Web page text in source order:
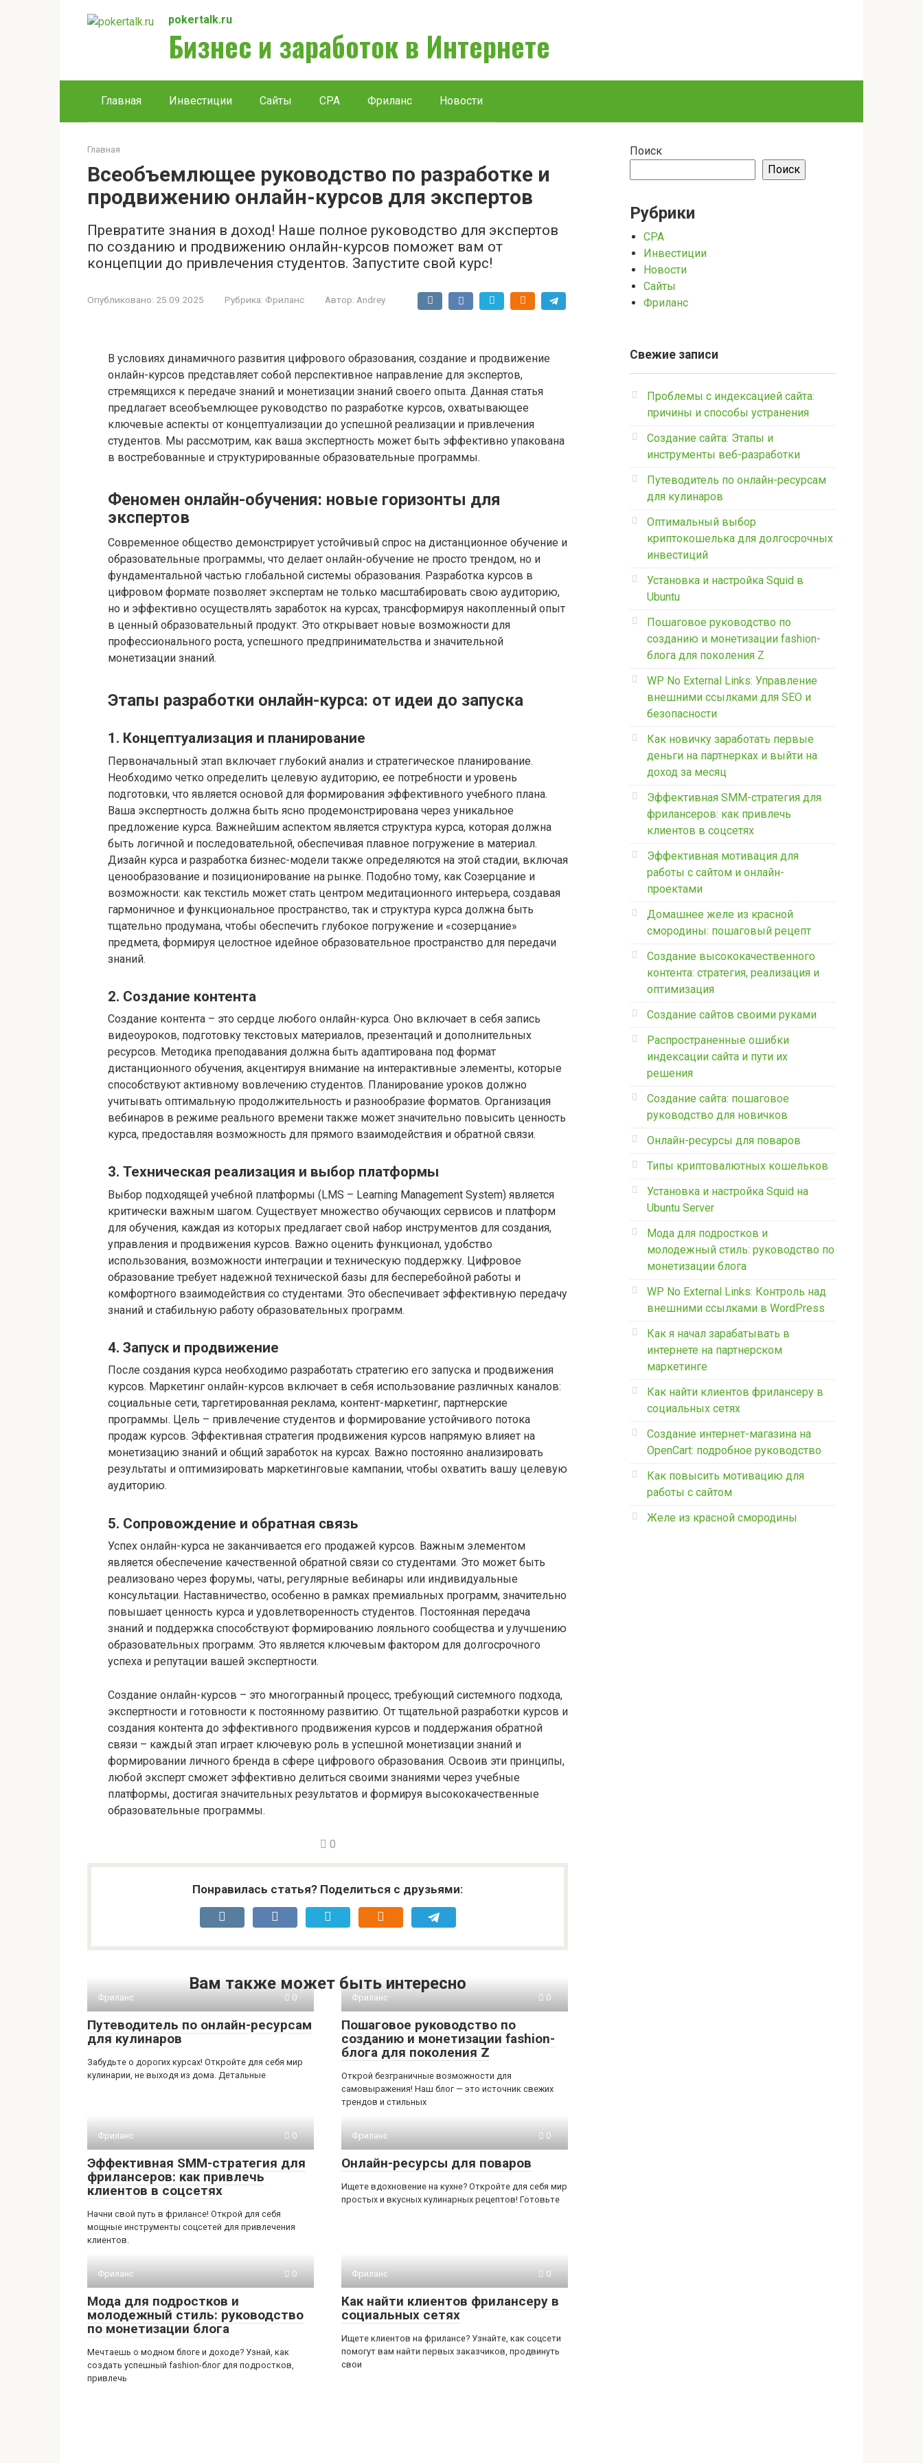
pokertalk.ru
Бизнес и заработок в Интернете
Главная Инвестиции Сайты CPA Фриланс Новости
Главная
Всеобъемлющее руководство по разработке и
продвижению онлайн-курсов для экспертов
Превратите знания в доход! Наше полное руководство для экспертов
по созданию и продвижению онлайн-курсов поможет вам от
концепции до привлечения студентов. Запустите свой курс!
Опубликовано: 25.09.2025 Рубрика: Фриланс Автор: Andrey
В условиях динамичного развития цифрового образования, создание и продвижение
онлайн-курсов представляет собой перспективное направление для экспертов,
стремящихся к передаче знаний и монетизации знаний своего опыта. Данная статья
предлагает всеобъемлющее руководство по разработке курсов, охватывающее
ключевые аспекты от концептуализации до успешной реализации и привлечения
студентов. Мы рассмотрим, как ваша экспертность может быть эффективно упакована
в востребованные и структурированные образовательные программы.
Феномен онлайн-обучения: новые горизонты для
экспертов
Современное общество демонстрирует устойчивый спрос на дистанционное обучение и
образовательные программы, что делает онлайн-обучение не просто трендом, но и
фундаментальной частью глобальной системы образования. Разработка курсов в
цифровом формате позволяет экспертам не только масштабировать свою аудиторию,
но и эффективно осуществлять заработок на курсах, трансформируя накопленный опыт
в ценный образовательный продукт. Это открывает новые возможности для
профессионального роста, успешного предпринимательства и значительной
монетизации знаний.
Этапы разработки онлайн-курса: от идеи до запуска
1. Концептуализация и планирование
Первоначальный этап включает глубокий анализ и стратегическое планирование.
Необходимо четко определить целевую аудиторию, ее потребности и уровень
подготовки, что является основой для формирования эффективного учебного плана.
Ваша экспертность должна быть ясно продемонстрирована через уникальное
предложение курса. Важнейшим аспектом является структура курса, которая должна
быть логичной и последовательной, обеспечивая плавное погружение в материал.
Дизайн курса и разработка бизнес-модели также определяются на этой стадии, включая
ценообразование и позиционирование на рынке. Подобно тому, как Созерцание и
возможности: как текстиль может стать центром медитационного интерьера, создавая
гармоничное и функциональное пространство, так и структура курса должна быть
тщательно продумана, чтобы обеспечить глубокое погружение и «созерцание»
предмета, формируя целостное идейное образовательное пространство для передачи
знаний.
2. Создание контента
Создание контента – это сердце любого онлайн-курса. Оно включает в себя запись
видеоуроков, подготовку текстовых материалов, презентаций и дополнительных
ресурсов. Методика преподавания должна быть адаптирована под формат
дистанционного обучения, акцентируя внимание на интерактивные элементы, которые
способствуют активному вовлечению студентов. Планирование уроков должно
учитывать оптимальную продолжительность и разнообразие форматов. Организация
вебинаров в режиме реального времени также может значительно повысить ценность
курса, предоставляя возможность для прямого взаимодействия и обратной связи.
3. Техническая реализация и выбор платформы
Выбор подходящей учебной платформы (LMS – Learning Management System) является
критически важным шагом. Существует множество обучающих сервисов и платформ
для обучения, каждая из которых предлагает свой набор инструментов для создания,
управления и продвижения курсов. Важно оценить функционал, удобство
использования, возможности интеграции и техническую поддержку. Цифровое
образование требует надежной технической базы для бесперебойной работы и
комфортного взаимодействия со студентами. Это обеспечивает эффективную передачу
знаний и стабильную работу образовательных программ.
4. Запуск и продвижение
После создания курса необходимо разработать стратегию его запуска и продвижения
курсов. Маркетинг онлайн-курсов включает в себя использование различных каналов:
социальные сети, таргетированная реклама, контент-маркетинг, партнерские
программы. Цель – привлечение студентов и формирование устойчивого потока
продаж курсов. Эффективная стратегия продвижения курсов напрямую влияет на
монетизацию знаний и общий заработок на курсах. Важно постоянно анализировать
результаты и оптимизировать маркетинговые кампании, чтобы охватить вашу целевую
аудиторию.
5. Сопровождение и обратная связь
Успех онлайн-курса не заканчивается его продажей курсов. Важным элементом
является обеспечение качественной обратной связи со студентами. Это может быть
реализовано через форумы, чаты, регулярные вебинары или индивидуальные
консультации. Наставничество, особенно в рамках премиальных программ, значительно
повышает ценность курса и удовлетворенность студентов. Постоянная передача
знаний и поддержка способствуют формированию лояльного сообщества и улучшению
образовательных программ. Это является ключевым фактором для долгосрочного
успеха и репутации вашей экспертности.
Создание онлайн-курсов – это многогранный процесс, требующий системного подхода,
экспертности и готовности к постоянному развитию. От тщательной разработки курсов и
создания контента до эффективного продвижения курсов и поддержания обратной
связи – каждый этап играет ключевую роль в успешной монетизации знаний и
формировании личного бренда в сфере цифрового образования. Освоив эти принципы,
любой эксперт сможет эффективно делиться своими знаниями через учебные
платформы, достигая значительных результатов и формируя высококачественные
образовательные программы.
0
Понравилась статья? Поделиться с друзьями:
Вам также может быть интересно
Фриланс 0
Путеводитель по онлайн-ресурсам
для кулинаров
Забудьте о дорогих курсах! Откройте для себя мир
кулинарии, не выходя из дома. Детальные
Фриланс 0
Пошаговое руководство по
созданию и монетизации fashion-
блога для поколения Z
Открой безграничные возможности для
самовыражения! Наш блог — это источник свежих
трендов и стильных
Фриланс 0
Эффективная SMM-стратегия для
фрилансеров: как привлечь
клиентов в соцсетях
Начни свой путь в фрилансе! Открой для себя
мощные инструменты соцсетей для привлечения
клиентов.
Фриланс 0
Онлайн-ресурсы для поваров
Ищете вдохновение на кухне? Откройте для себя мир
простых и вкусных кулинарных рецептов! Готовьте
Фриланс 0
Мода для подростков и
молодежный стиль: руководство
по монетизации блога
Мечтаешь о модном блоге и доходе? Узнай, как
создать успешный fashion-блог для подростков,
привлечь
Фриланс 0
Как найти клиентов фрилансеру в
социальных сетях
Ищете клиентов на фрилансе? Узнайте, как соцсети
помогут вам найти первых заказчиков, продвинуть
свои
Поиск
Поиск
Рубрики
CPA
Инвестиции
Новости
Сайты
Фриланс
Свежие записи
Проблемы с индексацией сайта:
причины и способы устранения
Создание сайта: Этапы и
инструменты веб-разработки
Путеводитель по онлайн-ресурсам
для кулинаров
Оптимальный выбор
криптокошелька для долгосрочных
инвестиций
Установка и настройка Squid в
Ubuntu
Пошаговое руководство по
созданию и монетизации fashion-
блога для поколения Z
WP No External Links: Управление
внешними ссылками для SEO и
безопасности
Как новичку заработать первые
деньги на партнерках и выйти на
доход за месяц
Эффективная SMM-стратегия для
фрилансеров: как привлечь
клиентов в соцсетях
Эффективная мотивация для
работы с сайтом и онлайн-
проектами
Домашнее желе из красной
смородины: пошаговый рецепт
Создание высококачественного
контента: стратегия, реализация и
оптимизация
Создание сайтов своими руками
Распространенные ошибки
индексации сайта и пути их
решения
Создание сайта: пошаговое
руководство для новичков
Онлайн-ресурсы для поваров
Типы криптовалютных кошельков
Установка и настройка Squid на
Ubuntu Server
Мода для подростков и
молодежный стиль: руководство по
монетизации блога
WP No External Links: Контроль над
внешними ссылками в WordPress
Как я начал зарабатывать в
интернете на партнерском
маркетинге
Как найти клиентов фрилансеру в
социальных сетях
Создание интернет-магазина на
OpenCart: подробное руководство
Как повысить мотивацию для
работы с сайтом
Желе из красной смородины